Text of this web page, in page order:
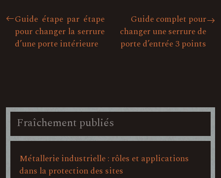
Guide étape par étape
pour changer la serrure
d’une porte intérieure
Guide complet pour
changer une serrure de
porte d’entrée 3 points
Fraîchement publiés
Métallerie industrielle : rôles et applications
dans la protection des sites